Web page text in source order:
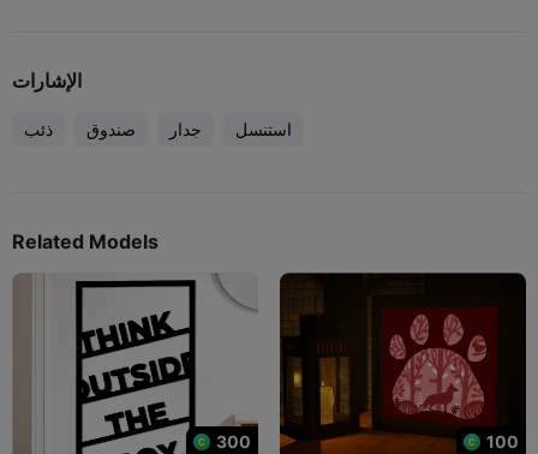
الإشارات
ذئب صندوق جدار استنسل
Related Models
300
100